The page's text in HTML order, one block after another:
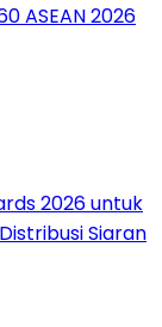
ASEAN 2026
2026 untuk
Siaran